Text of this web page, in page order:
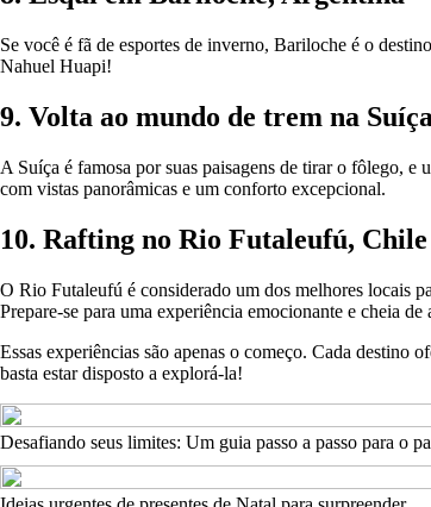
Se você é fã de esportes de inverno, Bariloche é o
Nahuel Huapi!
9. Volta ao mundo de trem na
A Suíça é famosa por suas paisagens de tirar o fôlego,
com vistas panorâmicas e um conforto excepcional.
10. Rafting no Rio Futaleufú, Chile
O Rio Futaleufú é considerado um dos melhores locais
Prepare-se para uma experiência emocionante e cheia de
Essas experiências são apenas o começo. Cada destino
basta estar disposto a explorá-la!
Desafiando seus limites: Um guia passo a passo para o